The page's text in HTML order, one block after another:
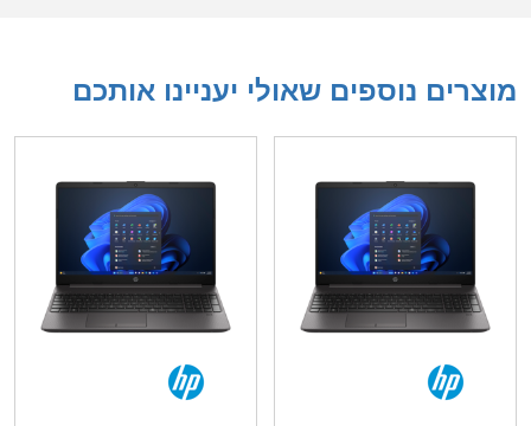
מוצרים נוספים שאולי יעניינו אותכם